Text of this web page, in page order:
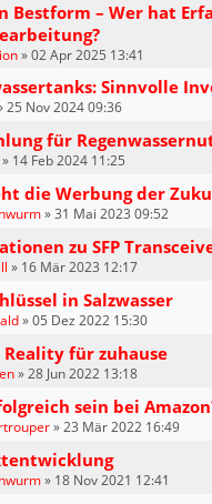
Bestform – Wer hat
»02 Apr 2025 13:41
Sinnvolle
25 Nov 2024 09:36
für
» 14 Feb 2024 11:25
die Werbung der
»31 Mai 2023 09:52
zu SFP
» 16 Mär 2023 12:17
in Salzwasser
»05 Dez 2022 15:30
für zuhause
»28 Jun 2022 13:18
sein bei
»23 Mär 2022 16:49
» 18 Nov 2021 12:41